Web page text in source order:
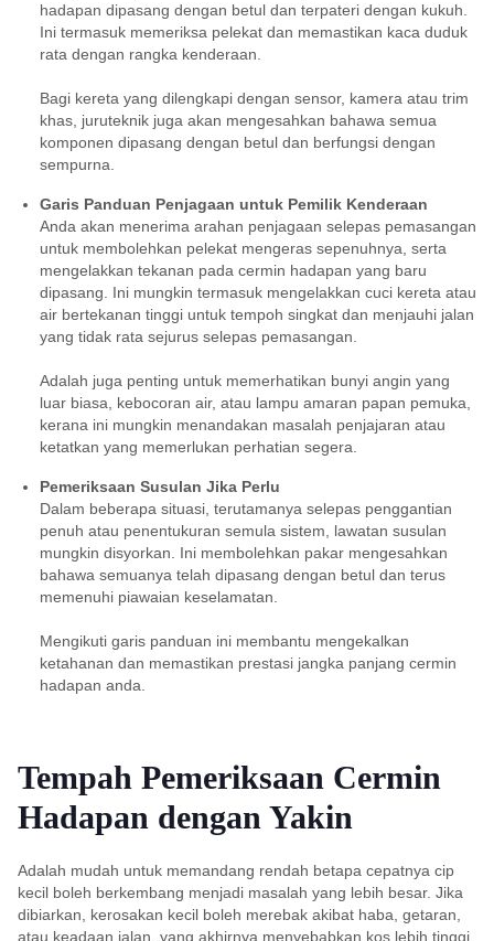
hadapan dipasang dengan betul dan terpateri dengan kukuh.
Ini termasuk memeriksa pelekat dan memastikan kaca duduk
rata dengan rangka kenderaan.
Bagi kereta yang dilengkapi dengan sensor, kamera atau trim
khas, juruteknik juga akan mengesahkan bahawa semua
komponen dipasang dengan betul dan berfungsi dengan
sempurna.
Garis Panduan Penjagaan untuk Pemilik Kenderaan
Anda akan menerima arahan penjagaan selepas pemasangan
untuk membolehkan pelekat mengeras sepenuhnya, serta
mengelakkan tekanan pada cermin hadapan yang baru
dipasang. Ini mungkin termasuk mengelakkan cuci kereta atau
air bertekanan tinggi untuk tempoh singkat dan menjauhi jalan
yang tidak rata sejurus selepas pemasangan.
Adalah juga penting untuk memerhatikan bunyi angin yang
luar biasa, kebocoran air, atau lampu amaran papan pemuka,
kerana ini mungkin menandakan masalah penjajaran atau
ketatkan yang memerlukan perhatian segera.
Pemeriksaan Susulan Jika Perlu
Dalam beberapa situasi, terutamanya selepas penggantian
penuh atau penentukuran semula sistem, lawatan susulan
mungkin disyorkan. Ini membolehkan pakar mengesahkan
bahawa semuanya telah dipasang dengan betul dan terus
memenuhi piawaian keselamatan.
Mengikuti garis panduan ini membantu mengekalkan
ketahanan dan memastikan prestasi jangka panjang cermin
hadapan anda.
Tempah Pemeriksaan Cermin
Hadapan dengan Yakin
Adalah mudah untuk memandang rendah betapa cepatnya cip
kecil boleh berkembang menjadi masalah yang lebih besar. Jika
dibiarkan, kerosakan kecil boleh merebak akibat haba, getaran,
atau keadaan jalan, yang akhirnya menyebabkan kos lebih tinggi